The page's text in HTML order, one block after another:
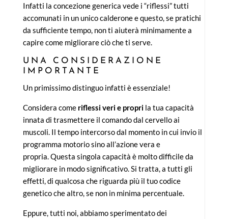
Infatti la concezione generica vede i “riflessi” tutti
accomunati in un unico calderone e questo, se pratichi
da sufficiente tempo, non ti aiuterà minimamente a
capire come migliorare ciò che ti serve.
UNA CONSIDERAZIONE
IMPORTANTE
Un primissimo distinguo infatti è essenziale!
Considera come riflessiveri e proprila tua capacità
innata di trasmettere il comando dal cervello ai
muscoli. Il tempo intercorso dal momento in cui invio il
programma motorio sino all’azione vera e
propria. Questa singola capacità è molto difficile da
migliorare in modo significativo. Si tratta, a tutti gli
effetti, di qualcosa che riguarda più il tuo codice
genetico che altro, se non in minima percentuale.
Eppure, tutti noi, abbiamo sperimentato dei